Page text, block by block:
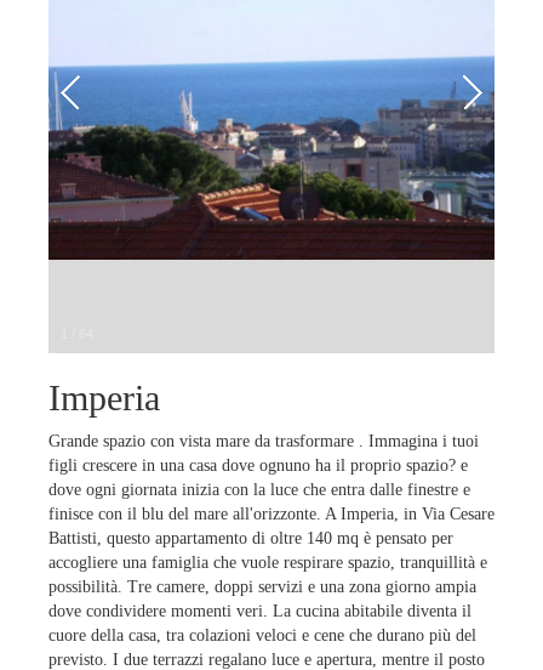
Imperia
Grande spazio con vista mare da trasformare . Immagina i tuoi
figli crescere in una casa dove ognuno ha il proprio spazio? e
dove ogni giornata inizia con la luce che entra dalle finestre e
finisce con il blu del mare all'orizzonte. A Imperia, in Via Cesare
Battisti, questo appartamento di oltre 140 mq è pensato per
accogliere una famiglia che vuole respirare spazio, tranquillità e
possibilità. Tre camere, doppi servizi e una zona giorno ampia
dove condividere momenti veri. La cucina abitabile diventa il
cuore della casa, tra colazioni veloci e cene che durano più del
previsto. I due terrazzi regalano luce e apertura, mentre il posto